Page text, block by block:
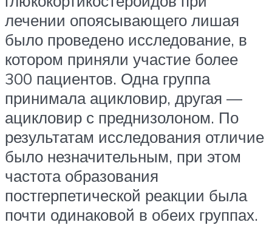
лечении опоясывающего лишая
было проведено исследование, в
котором приняли участие более
300 пациентов. Одна группа
принимала ацикловир, другая —
ацикловир с преднизолоном. По
результатам исследования отличие
было незначительным, при этом
частота образования
постгерпетической реакции была
почти одинаковой в обеих группах.